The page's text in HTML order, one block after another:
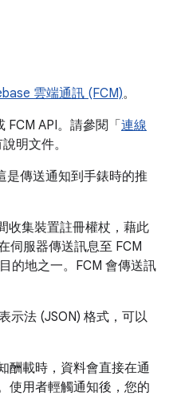
雲端通訊 (FCM)。
API。請參閱「 連線
明文件。
是傳送通知到手錶時的推
收集裝置註冊權杖，藉此
伺服器傳送訊息至 FCM
的地之一。FCM 會傳送訊
示法 (JSON) 格式，可以
酬載時，資料會直接在通
使用者輕觸通知後，您的